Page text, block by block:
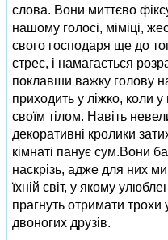
слова. Вони миттєво
нашому голосі, міміці,
свого господаря ще до
стрес, і намагається
поклавши важку голову
приходить у ліжко, коли у
своїм тілом. Навіть
декоративні кролики
кімнаті панує сум.Вони
наскрізь, адже для них
їхній світ, у якому
прагнуть отримати трохи
двоногих друзів.